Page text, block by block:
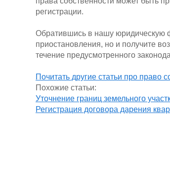
регистрации.
Обратившись в нашу юридическую
приостановления, но и получите
течение предусмотренного
Почитать другие статьи про право
Похожие статьи:
Уточнение границ земельного
Регистрация договора дарения